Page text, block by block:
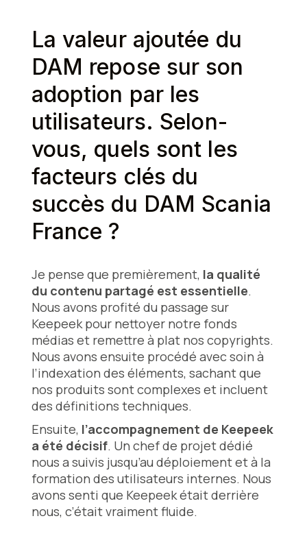
La valeur ajoutée du
DAM repose sur son
adoption par les
utilisateurs. Selon-
vous, quels sont les
facteurs clés du
succès du DAM Scania
France ?
Je pense que premièrement, la qualité
du contenu partagé est essentielle.
Nous avons profité du passage sur
Keepeek pour nettoyer notre fonds
médias et remettre à plat nos copyrights.
Nous avons ensuite procédé avec soin à
l’indexation des éléments, sachant que
nos produits sont complexes et incluent
des définitions techniques.
Ensuite, l’accompagnement de Keepeek
a été décisif. Un chef de projet dédié
nous a suivis jusqu’au déploiement et à la
formation des utilisateurs internes. Nous
avons senti que Keepeek était derrière
nous, c’était vraiment fluide.